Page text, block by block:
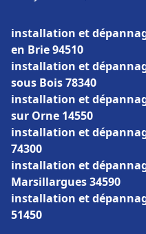
installation et
en Brie 94510
installation et
sous Bois 78340
installation et
sur Orne 14550
installation et
74300
installation et
Marsillargues 34590
installation et
51450